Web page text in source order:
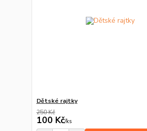
Dětské rajtky
250 Kč
100 Kč/ks